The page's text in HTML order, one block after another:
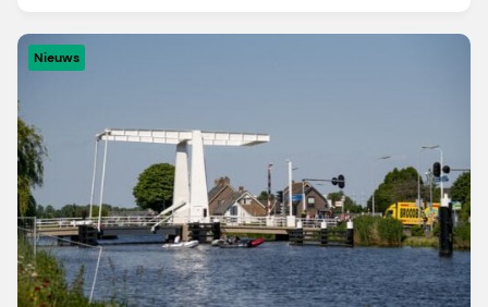
Nieuws